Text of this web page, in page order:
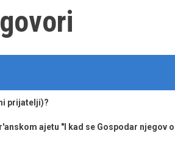
prijatelji)?
ajetu "I kad se Gospodar njegov